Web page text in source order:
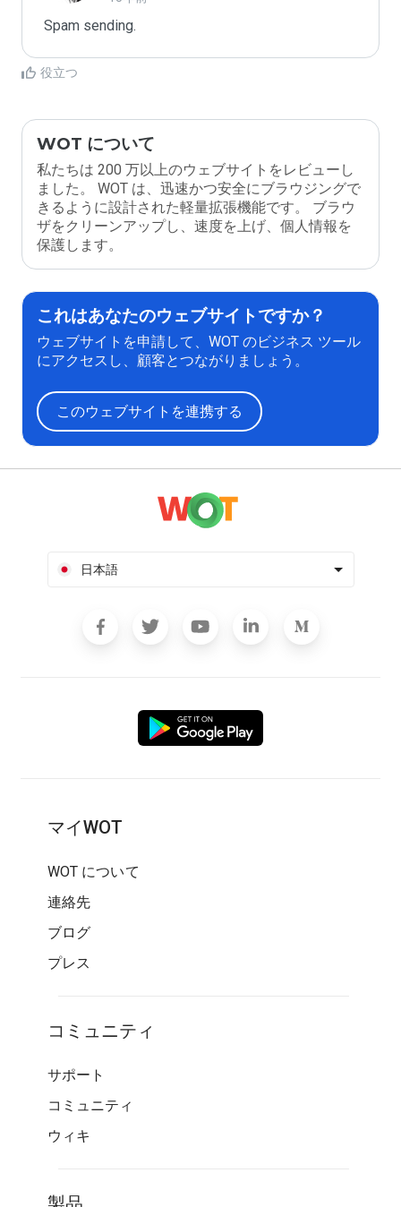
Spam sending.
役立つ
WOT について
私たちは 200 万以上のウェブサイトをレビューし
ました。 WOT は、迅速かつ安全にブラウジングで
きるように設計された軽量拡張機能です。 ブラウ
ザをクリーンアップし、速度を上げ、個人情報を
保護します。
これはあなたのウェブサイトですか？
ウェブサイトを申請して、WOT のビジネス ツール
にアクセスし、顧客とつながりましょう。
このウェブサイトを連携する
日本語
マイWOT
WOT について
連絡先
ブログ
プレス
コミュニティ
サポート
コミュニティ
ウィキ